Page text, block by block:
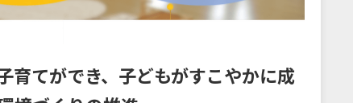
育てができ、子どもがすこやかに成